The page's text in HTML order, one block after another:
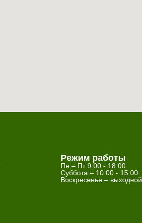
Режим работы
Пн – Пт 9.00 - 18.00
Суббота – 10.00 - 15.00
Воскресенье – выходной